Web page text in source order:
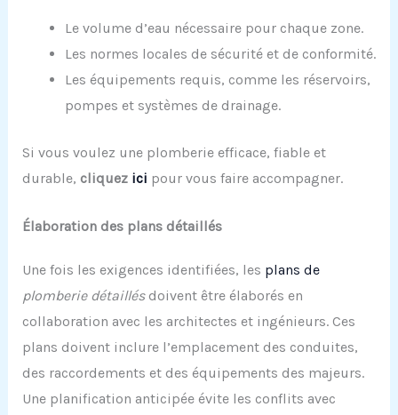
Le volume d’eau nécessaire pour chaque zone.
Les normes locales de sécurité et de conformité.
Les équipements requis, comme les réservoirs,
pompes et systèmes de drainage.
Si vous voulez une plomberie efficace, fiable et
durable, cliquez ici pour vous faire accompagner.
Élaboration des plans détaillés
Une fois les exigences identifiées, les plans de
plomberie détaillésdoivent être élaborés en
collaboration avec les architectes et ingénieurs. Ces
plans doivent inclure l’emplacement des conduites,
des raccordements et des équipements des majeurs.
Une planification anticipée évite les conflits avec